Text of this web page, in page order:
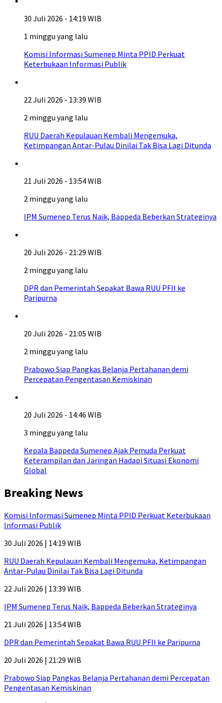
30 Juli 2026 - 14:19 WIB
1 minggu yang lalu
Komisi Informasi Sumenep Minta PPID Perkuat
Keterbukaan Informasi Publik
22 Juli 2026 - 13:39 WIB
2 minggu yang lalu
RUU Daerah Kepulauan Kembali Mengemuka,
Ketimpangan Antar-Pulau Dinilai Tak Bisa Lagi Ditunda
21 Juli 2026 - 13:54 WIB
2 minggu yang lalu
IPM Sumenep Terus Naik, Bappeda Beberkan Strateginya
20 Juli 2026 - 21:29 WIB
2 minggu yang lalu
DPR dan Pemerintah Sepakat Bawa RUU PFII ke
Paripurna
20 Juli 2026 - 21:05 WIB
2 minggu yang lalu
Prabowo Siap Pangkas Belanja Pertahanan demi
Percepatan Pengentasan Kemiskinan
20 Juli 2026 - 14:46 WIB
3 minggu yang lalu
Kepala Bappeda Sumenep Ajak Pemuda Perkuat
Keterampilan dan Jaringan Hadapi Situasi Ekonomi
Global
Breaking News
Komisi Informasi Sumenep Minta PPID Perkuat Keterbukaan
Informasi Publik
30 Juli 2026 | 14:19 WIB
RUU Daerah Kepulauan Kembali Mengemuka, Ketimpangan
Antar-Pulau Dinilai Tak Bisa Lagi Ditunda
22 Juli 2026 | 13:39 WIB
IPM Sumenep Terus Naik, Bappeda Beberkan Strateginya
21 Juli 2026 | 13:54 WIB
DPR dan Pemerintah Sepakat Bawa RUU PFII ke Paripurna
20 Juli 2026 | 21:29 WIB
Prabowo Siap Pangkas Belanja Pertahanan demi Percepatan
Pengentasan Kemiskinan